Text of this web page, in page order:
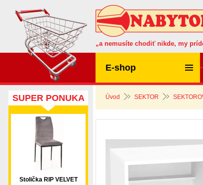
„a nemusíte chodiť nikde, my
Úvod SEKTOR
SUPER PONUKA
Stolička RIP VELVET
E-shop